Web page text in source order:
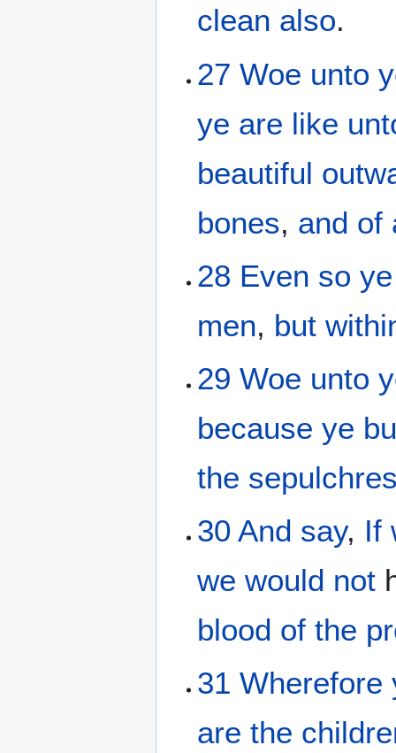
clean also.
27 Woe unto
ye are like
beautiful
bones, and of
28 Even so ye
men, but
29 Woe unto
because ye
the
30 And say, If
we would not
blood of the
31 Wherefore
are the